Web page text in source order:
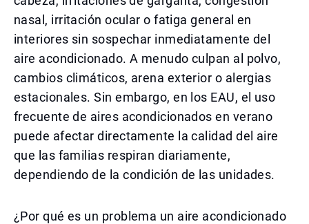
nasal, irritación ocular o fatiga general en
interiores sin sospechar inmediatamente del
aire acondicionado. A menudo culpan al polvo,
cambios climáticos, arena exterior o alergias
estacionales. Sin embargo, en los EAU, el uso
frecuente de aires acondicionados en verano
puede afectar directamente la calidad del aire
que las familias respiran diariamente,
dependiendo de la condición de las unidades.
¿Por qué es un problema un aire acondicionado